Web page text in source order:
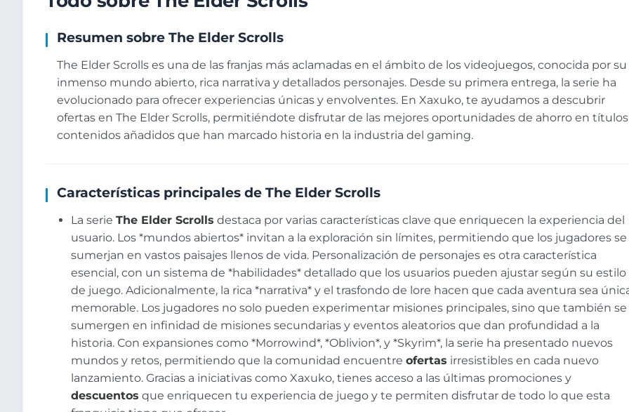
Resumen sobre The Elder Scrolls
The Elder Scrolls es una de las franjas más aclamadas en el ámbito de los videojuegos, conocida por su
inmenso mundo abierto, rica narrativa y detallados personajes. Desde su primera entrega, la serie ha
evolucionado para ofrecer experiencias únicas y envolventes. En Xaxuko, te ayudamos a descubrir
ofertas en The Elder Scrolls, permitiéndote disfrutar de las mejores oportunidades de ahorro en
contenidos añadidos que han marcado historia en la industria del gaming.
Características principales de The Elder Scrolls
La serie The Elder Scrolls destaca por varias características clave que enriquecen la experiencia del
usuario. Los *mundos abiertos* invitan a la exploración sin límites, permitiendo que los jugadores se
sumerjan en vastos paisajes llenos de vida. Personalización de personajes es otra característica
esencial, con un sistema de *habilidades* detallado que los usuarios pueden ajustar según su estilo
de juego. Adicionalmente, la rica *narrativa* y el trasfondo de lore hacen que cada aventura sea
memorable. Los jugadores no solo pueden experimentar misiones principales, sino que también se
sumergen en infinidad de misiones secundarias y eventos aleatorios que dan profundidad a la
historia. Con expansiones como *Morrowind*, *Oblivion*, y *Skyrim*, la serie ha presentado nuevos
mundos y retos, permitiendo que la comunidad encuentre ofertas irresistibles en cada nuevo
lanzamiento. Gracias a iniciativas como Xaxuko, tienes acceso a las últimas promociones y
descuentos que enriquecen tu experiencia de juego y te permiten disfrutar de todo lo que esta